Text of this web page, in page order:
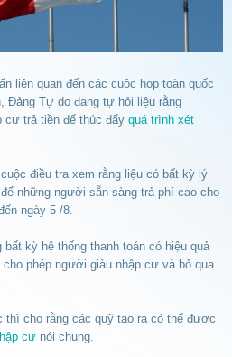
liên quan đến các cuộc họp toàn quốc
Đảng Tự do đang tự hỏi liệu rằng
cư trả tiền để thúc đẩy quá trình xét
điều tra xem rằng liệu có bất kỳ lý
những người sẵn sàng trả phí cao cho
ngày 5 /8.
kỳ hệ thống thanh toán có hiệu quả
phép người giàu nhập cư và bỏ qua
thì cho rằng các quỹ tạo ra có thể được
cư nói chung.